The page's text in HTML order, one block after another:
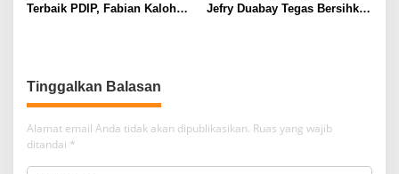
Terbaik PDIP, Fabian Kaloh
Jefry Duabay Tegas Bersihkan
Tinggalkan Balasan
Alamat email Anda tidak akan dipublikasikan. Ruas yang wajib
ditandai *